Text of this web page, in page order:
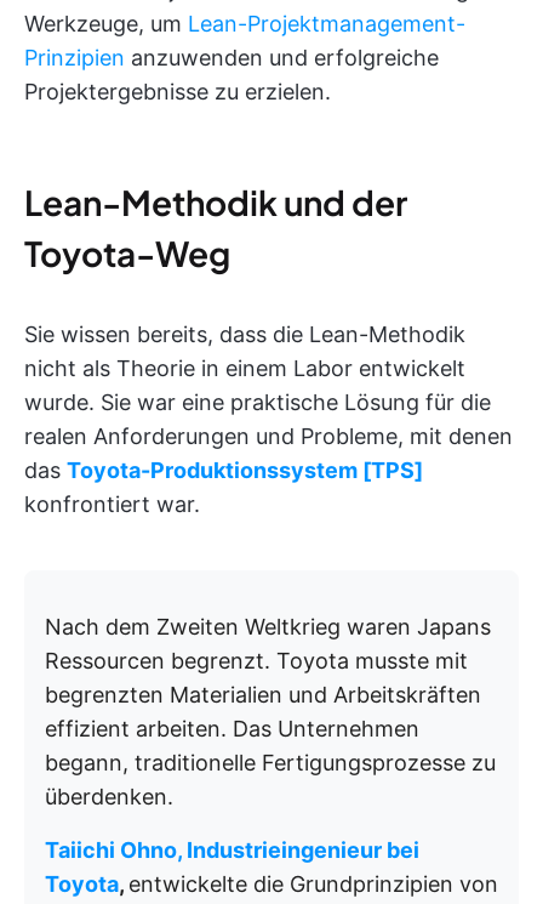
Werkzeuge, um Lean-Projektmanagement-
Prinzipien anzuwenden und erfolgreiche
Projektergebnisse zu erzielen.
Lean-Methodik und der
Toyota-Weg
Sie wissen bereits, dass die Lean-Methodik
nicht als Theorie in einem Labor entwickelt
wurde. Sie war eine praktische Lösung für die
realen Anforderungen und Probleme, mit denen
das Toyota-Produktionssystem [TPS]
konfrontiert war.
Nach dem Zweiten Weltkrieg waren Japans
Ressourcen begrenzt. Toyota musste mit
begrenzten Materialien und Arbeitskräften
effizient arbeiten. Das Unternehmen
begann, traditionelle Fertigungsprozesse zu
überdenken.
Taiichi Ohno, Industrieingenieur bei
Toyota, entwickelte die Grundprinzipien von